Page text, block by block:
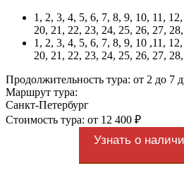
1, 2, 3, 4, 5, 6, 7, 8, 9, 10, 11,
20, 21, 22, 23, 24, 25, 26, 27,
1, 2, 3, 4, 5, 6, 7, 8, 9, 10 ,11,
20, 21, 22, 23, 24, 25, 26, 27,
Продолжительность тура: от 2 до 7
Маршрут тура:
Санкт-Петербург
Стоимость тура: от 12 400 ₽
Узнать о